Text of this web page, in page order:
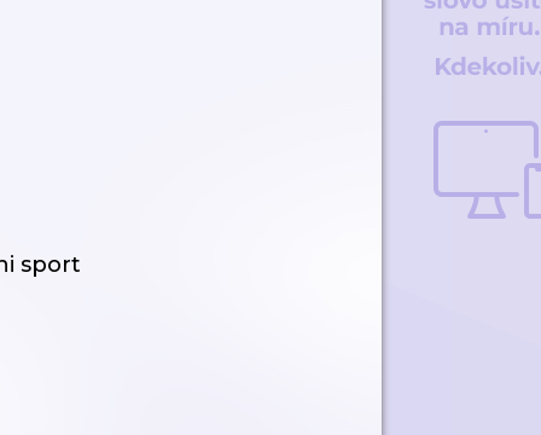
sport